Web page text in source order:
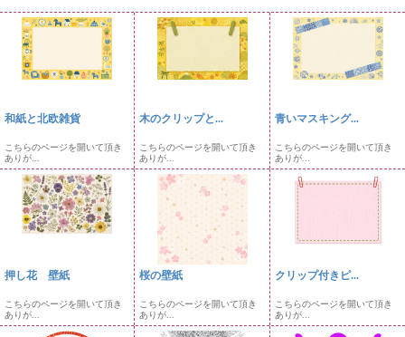
和紙と北欧雑貨
こちらのページを開いて頂き
ありが...
木のクリップと...
こちらのページを開いて頂き
ありが...
青いマスキング...
こちらのページを開いて頂き
ありが...
押し花 壁紙
こちらのページを開いて頂き
ありが...
桜の壁紙
こちらのページを開いて頂き
ありが...
クリップ付きピ...
こちらのページを開いて頂き
ありが...